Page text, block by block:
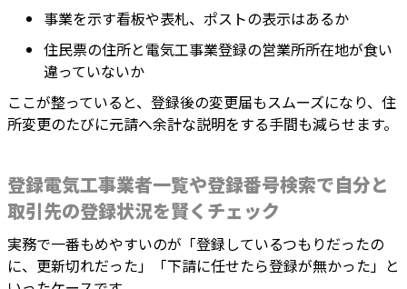
事業を示す看板や表札、ポストの表示はあるか
住民票の住所と電気工事業登録の営業所所在地が食い
違っていないか
ここが整っていると、登録後の変更届もスムーズになり、住
所変更のたびに元請へ余計な説明をする手間も減らせます。
登録電気工事業者一覧や登録番号検索で自分と
取引先の登録状況を賢くチェック
実務で一番もめやすいのが「登録しているつもりだったの
に、更新切れだった」「下請に任せたら登録が無かった」と